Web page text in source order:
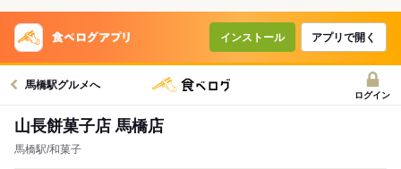
インストール アプリで開く
馬橋駅グルメへ
ログイン
山長餅菓子店 馬橋店
馬橋駅/和菓子